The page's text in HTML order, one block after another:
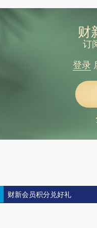
财
订
登录
财新会员积分兑好礼